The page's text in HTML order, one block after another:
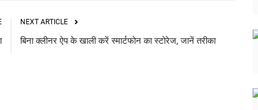
NEXT ARTICLE
बिना क्लीनर ऐप के खाली करें स्मार्टफोन का स्टोरेज, जानें तरीका